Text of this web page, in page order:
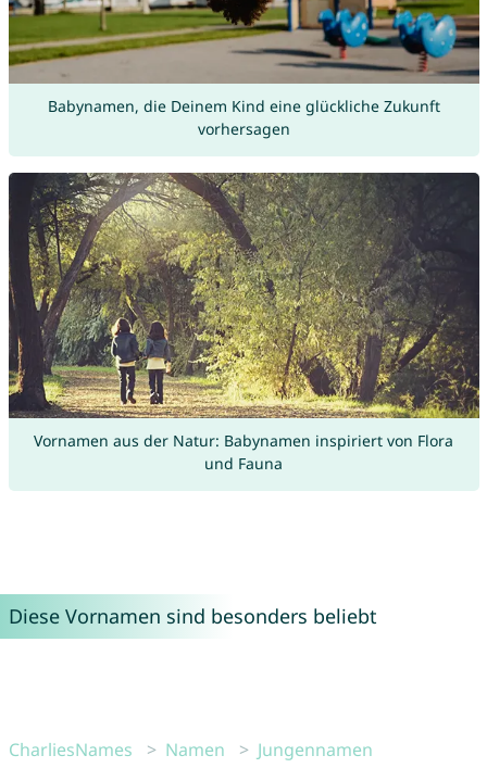
Babynamen, die Deinem Kind eine glückliche Zukunft
vorhersagen
Vornamen aus der Natur: Babynamen inspiriert von Flora
und Fauna
Diese Vornamen sind besonders beliebt
CharliesNames Namen
Jungennamen